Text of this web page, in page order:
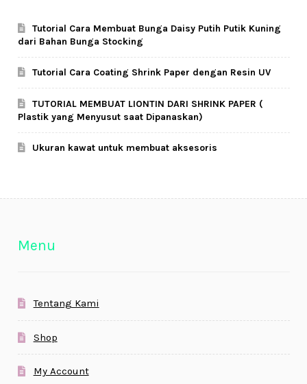
Tutorial Cara Membuat Bunga Daisy Putih Putik Kuning
dari Bahan Bunga Stocking
Tutorial Cara Coating Shrink Paper dengan Resin UV
TUTORIAL MEMBUAT LIONTIN DARI SHRINK PAPER (
Plastik yang Menyusut saat Dipanaskan)
Ukuran kawat untuk membuat aksesoris
Menu
Tentang Kami
Shop
My Account